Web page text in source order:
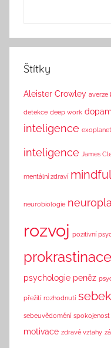
Štítky
Aleister Crowley averze
detekce deep work
inteligence
inteligence James
mentální zdraví
neurobiologie
rozvoj pozitivní
prokrastinace
psychologie peněz
přežití rozhodnutí
sebeuvědomění spokojenost
motivace zdravé vztahy